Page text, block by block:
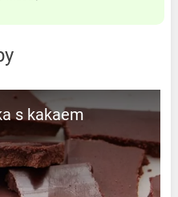
s kakaem